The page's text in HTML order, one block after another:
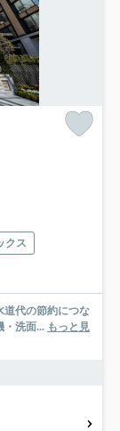
クス
道代の節約につな
・洗面... もっと見